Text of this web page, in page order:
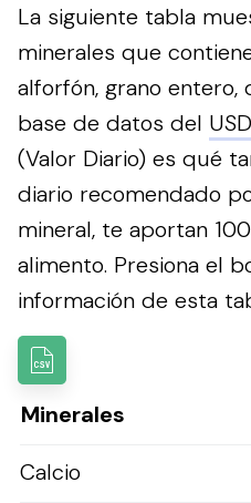
La siguiente tabla
minerales que
alforfón, grano entero,
base de datos del
(Valor Diario) es qué
diario recomendado
mineral, te aportan
alimento. Presiona el
información de esta
Minerales
Calcio